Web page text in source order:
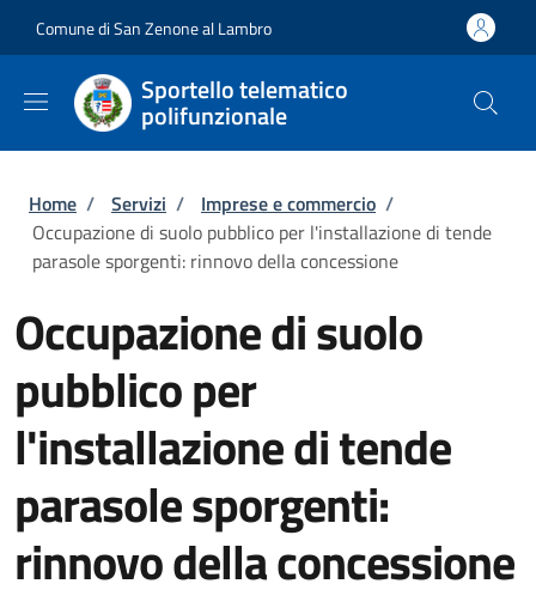
Comune di San Zenone al Lambro
Sportello telematico
polifunzionale
Briciole di pane
Home / Servizi / Imprese e commercio /
Occupazione di suolo pubblico per l'installazione di tende
parasole sporgenti: rinnovo della concessione
Occupazione di suolo
pubblico per
l'installazione di tende
parasole sporgenti:
rinnovo della concessione